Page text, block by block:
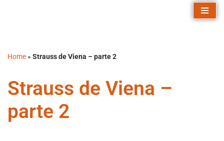
Home » Strauss de Viena – parte 2
Strauss de Viena –
parte 2